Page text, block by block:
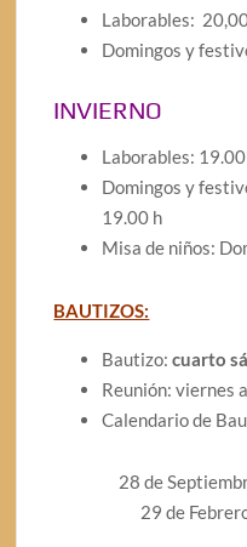
Laborables:
Domingos y
INVIERNO
Laborables:
Domingos y
19.00 h
Misa de niños:
BAUTIZOS:
Bautizo:cuarto
Reunión: viernes
Calendario de
28 de
29 de Febrero